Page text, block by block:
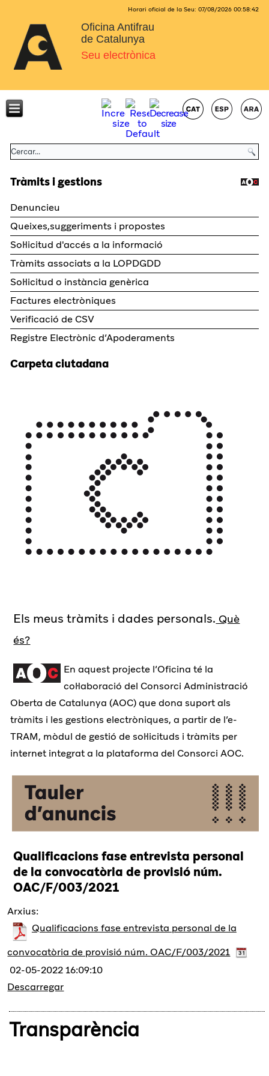
Horari oficial de la Seu: 07/08/2026 00:58:42
Oficina Antifrau
de Catalunya
Seu electrònica
Tràmits i gestions
Denuncieu
Queixes,suggeriments i propostes
Sol·licitud d'accés a la informació
Tràmits associats a la LOPDGDD
Sol·licitud o instància genèrica
Factures electròniques
Verificació de CSV
Registre Electrònic d’Apoderaments
Carpeta ciutadana
Els meus tràmits i dades personals. Què
és?
En aquest projecte l’Oficina té la
col·laboració del Consorci Administració
Oberta de Catalunya (AOC) que dona suport als
tràmits i les gestions electròniques, a partir de l’e-
TRAM, mòdul de gestió de sol·licituds i tràmits per
internet integrat a la plataforma del Consorci AOC.
Qualificacions fase entrevista personal
de la convocatòria de provisió núm.
OAC/F/003/2021
Arxius:
Qualificacions fase entrevista personal de la
convocatòria de provisió núm. OAC/F/003/2021
02-05-2022 16:09:10
Descarregar
Transparència